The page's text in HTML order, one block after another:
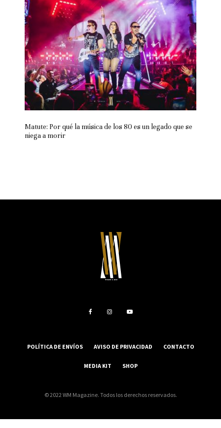
Matute: Por qué la música de los 80 es un legado que se
niega a morir
POLÍTICA DE ENVÍOS AVISO DE PRIVACIDAD CONTACTO
MEDIA KIT SHOP
© 2022 WM Magazine. Todos los derechos reservados.